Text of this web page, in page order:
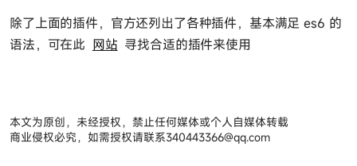
除了上面的插件，官方还列出了各种插件，基本满足 es6 的
语法，可在此 网站 寻找合适的插件来使用
本文为原创，未经授权，禁止任何媒体或个人自媒体转载
商业侵权必究，如需授权请联系340443366@qq.com